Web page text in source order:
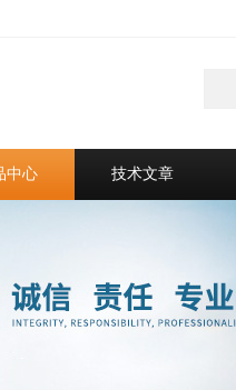
中心 技术文章